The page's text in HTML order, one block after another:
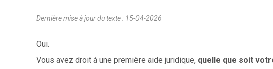
Dernière mise à jour du texte : 15-04-2026
Oui.
Vous avez droit à une première aide juridique, quelle que soit